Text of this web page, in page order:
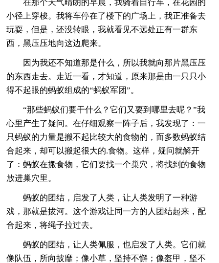
在那个天气晴朗的早晨，我骑着自行车，在花园的
小径上穿梭。我将车停在了楼下的广场上，我正准备去
玩耍，但是，还没转眼，我就看见不远处正有一群东
西，黑压压地向这边爬来。
因为我还不知道那是什么，所以我就向那片黑压压
的东西走去。走近一看，才知道，原来那是由一只只小
得不起眼的蚂蚁组成的“蚂蚁军团”。
“那些蚂蚁们要干什么？它们又要到哪里去呢？”我
心里产生了疑问。在仔细观察一阵子后，我发现了：一
只蚂蚁的力量是搬不起比较大的食物的，而多数蚂蚁结
合起来，却可以搬起很大的.食物。这样，疑问就解开
了：蚂蚁在搬食物，它们要找一个巢穴，将找到的食物
放进巢穴里。
蚂蚁的团结，启发了人类，让人类发明了一种游
戏，那就是拔河。这个游戏让同一方的人团结起来，配
合起来，将绳子拉过去。
蚂蚁的团结，让人类佩服，也启发了人类。它们就
像队伍，所向披靡；像小草，坚持不懈；像盔甲，坚不